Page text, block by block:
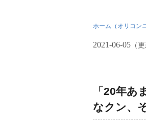
ホーム（オリコン
2021-06-05 （
「20年
なクン、